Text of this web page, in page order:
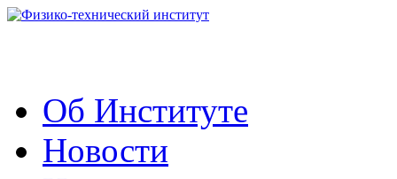
Об Институте
Новости